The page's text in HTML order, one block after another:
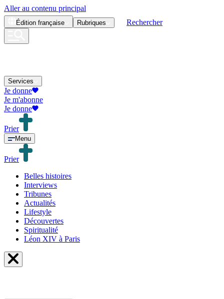
Aller au contenu principal
Édition française Rubriques Rechercher
Services
Je donne
Je m'abonne
Je donne
Prier
Menu
Prier
Belles histoires
Interviews
Tribunes
Actualités
Lifestyle
Découvertes
Spiritualité
Léon XIV à Paris